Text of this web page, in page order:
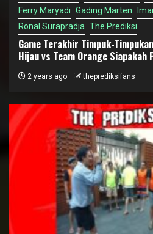
Ferry Maryadi Gading Marten
Ronal Surapradja The Prediksi
Game Terakhir Timpuk-
Hijau vs Team Orange Siapakah
2 years ago theprediksifans